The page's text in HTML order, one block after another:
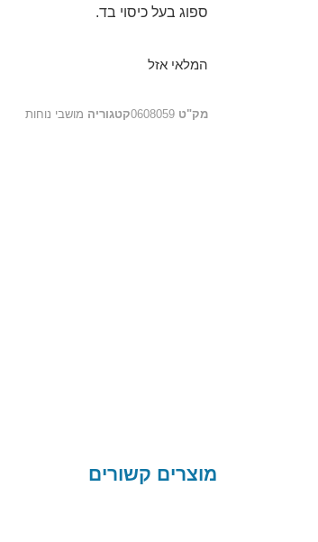
ספוג בעל כיסוי בד.
המלאי אזל
מק"ט 0608059קטגוריה מושבי נוחות
מוצרים קשורים